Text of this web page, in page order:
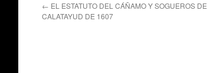
← EL ESTATUTO DEL CÁÑAMO Y SOGUEROS DE
CALATAYUD DE 1607